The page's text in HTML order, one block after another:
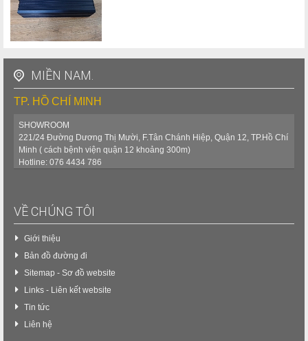
MIỀN NAM.
TP. HỒ CHÍ MINH
SHOWROOM
221/24 Đường Dương Thị Mười, F.Tân Chánh Hiệp, Quận 12, TP.Hồ Chí
Minh ( cách bệnh viện quận 12 khoảng 300m)
Hotline: 076 4434 786
VỀ CHÚNG TÔI
Giới thiệu
Bản đồ đường đi
Sitemap - Sơ đồ website
Links - Liên kết website
Tin tức
Liên hệ